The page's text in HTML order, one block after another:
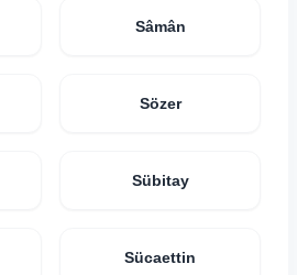
Sâmân
Sözer
Sübitay
Sücaettin